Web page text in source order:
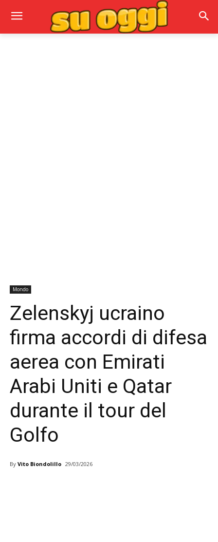
Mondo
Zelenskyj ucraino
firma accordi di difesa
aerea con Emirati
Arabi Uniti e Qatar
durante il tour del
Golfo
By Vito Biondolillo 29/03/2026